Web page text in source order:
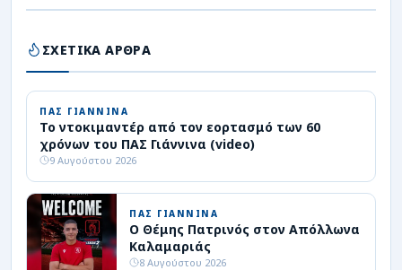
ΣΧΕΤΙΚΑ ΑΡΘΡΑ
ΠΑΣ ΓΙΑΝΝΙΝΑ
Το ντοκιμαντέρ από τον εορτασμό των 60
χρόνων του ΠΑΣ Γιάννινα (video)
9 Αυγούστου 2026
ΠΑΣ ΓΙΑΝΝΙΝΑ
Ο Θέμης Πατρινός στον Απόλλωνα
Καλαμαριάς
8 Αυγούστου 2026